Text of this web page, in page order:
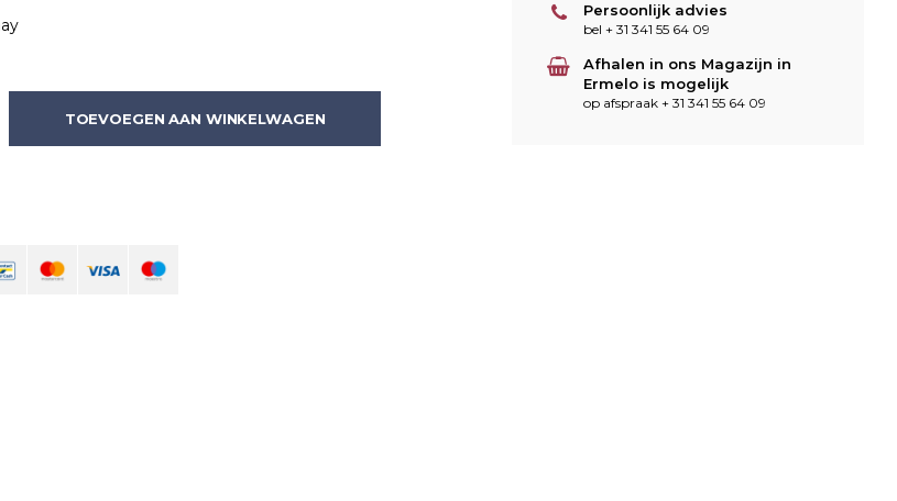
TOEVOEGEN AAN WINKELWAGEN
Persoonlijk advies
bel + 31 341 55 64 09
Afhalen in ons Magazijn in
Ermelo is mogelijk
op afspraak + 31 341 55 64 09